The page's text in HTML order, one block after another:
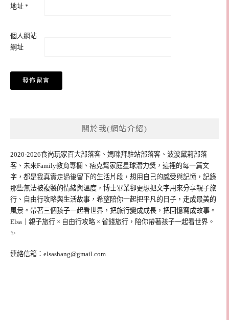
地址 *
個人網站
網址
關於我(網站介紹)
2020-2026食尚玩家百大部落客、媽咪拜駐站部落客、波波黛莉部落
客、未來Family教育專欄、痞克幫家庭星球潛力獎，這裡的每一篇文
字，都是我真實走過後留下的生活片段，想用自己的感受與記憶，記錄
那些無法被複製的情緒與溫度，博士畢業卻更想把文字用來分享親子旅
行、自由行攻略與生活故事，希望陪你一起把平凡的日子，走成最美的
風景。帶著三個孩子一起看世界，把旅行變成成長，把回憶寫成故事。
Elsa｜親子旅行 × 自由行攻略 × 省錢旅行，陪你帶著孩子一起看世界。
✨
連絡信箱： elsashang@gmail.com